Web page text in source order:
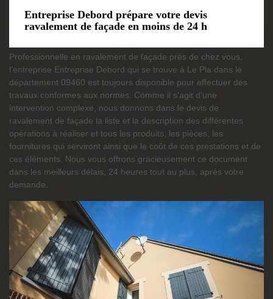
Entreprise Debord prépare votre devis
ravalement de façade en moins de 24 h
Professionnelle en ravalement de façade près de chez vous,
l’entreprise Entreprise Debord qui se trouve à Le Pla dans le
département 09460 est toujours disponible pour effectuer des
travaux conformes aux normes. Comme il s’agit d’une
intervention complexe, nous donnons dans le devis de
ravalement de façade la liste et la description des différentes
opérations à réaliser et tous les produits, les pièces, les
fournitures qui serviront ainsi que le coût de ces prestations et de
ces éléments. Nous vous offrons gracieusement ce document
dans les meilleurs délais, 24 heures tout au plus, après votre
demande.